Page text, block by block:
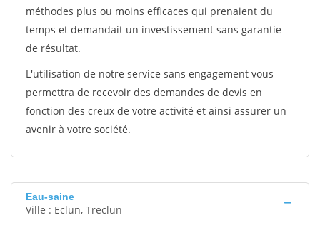
méthodes plus ou moins efficaces qui prenaient du
temps et demandait un investissement sans garantie
de résultat.
L'utilisation de notre service sans engagement vous
permettra de recevoir des demandes de devis en
fonction des creux de votre activité et ainsi assurer un
avenir à votre société.
Eau-saine
Ville : Eclun, Treclun